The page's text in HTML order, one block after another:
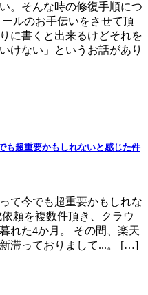
。そんな時の修復手順につ
ルのお手伝いをさせて頂
に書くと出来るけどそれを
けない」というお話があり
も超重要かもしれないと感じた件
て今でも超重要かもしれな
頼を複数件頂き、クラウ
れた4か月。 その間、楽天
滞っておりまして...。 […]